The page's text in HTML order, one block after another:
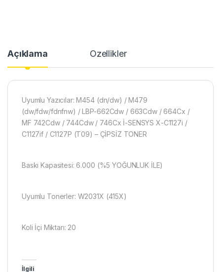
Açıklama Özellikler
Uyumlu Yazıcılar: M454 (dn/dw) / M479
(dw/fdw/fdnfnw) / LBP-662Cdw / 663Cdw / 664Cx /
MF 742Cdw / 744Cdw / 746Cx İ-SENSYS X-C1127i /
C1127if / C1127P (T09) – ÇİPSİZ TONER
Baskı Kapasitesi: 6.000 (%5 YOĞUNLUK İLE)
Uyumlu Tonerler: W2031X (415X)
Koli İçi Miktarı: 20
İlgili